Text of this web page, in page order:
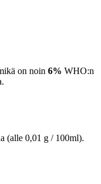
on noin 6% WHO:n
(alle 0,01 g / 100ml).